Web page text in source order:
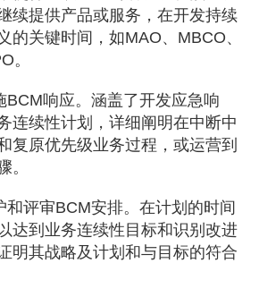
续提供产品或服务，在开发持续
的关键时间，如MAO、MBCO、
。
BCM响应。涵盖了开发应急响
连续性计划，详细阐明在中断中
复原优先级业务过程，或运营到
。
和评审BCM安排。在计划的时间
达到业务连续性目标和识别改进
明其战略及计划和与目标的符合